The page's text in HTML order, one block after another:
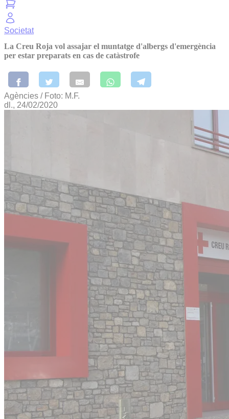
Societat
La Creu Roja vol assajar el muntatge d'albergs d'emergència
per estar preparats en cas de catàstrofe
Agències / Foto: M.F.
dl., 24/02/2020